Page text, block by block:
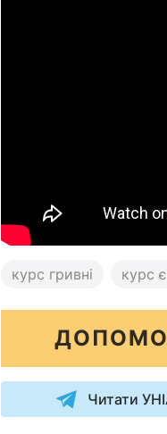
курс гривні курс
Читати